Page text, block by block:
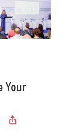
Your